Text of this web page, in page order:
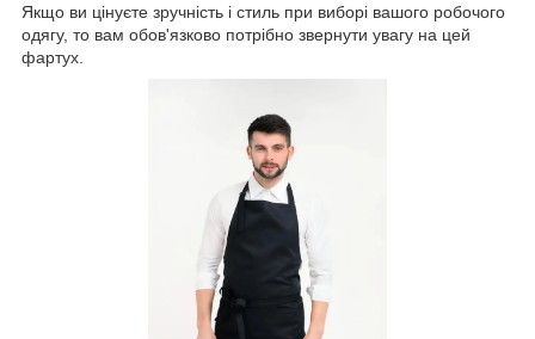
Якщо ви цінуєте зручність і стиль при виборі вашого робочого
одягу, то вам обов'язково потрібно звернути увагу на цей
фартух.